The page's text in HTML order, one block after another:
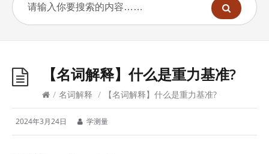
【名词解释】什么是重力基准?
/ 名词解释 / 【名词解释】什么是重力基准?
2024年3月24日 学测量